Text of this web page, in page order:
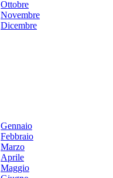
Ottobre
Novembre
Dicembre
Gennaio
Febbraio
Marzo
Aprile
Maggio